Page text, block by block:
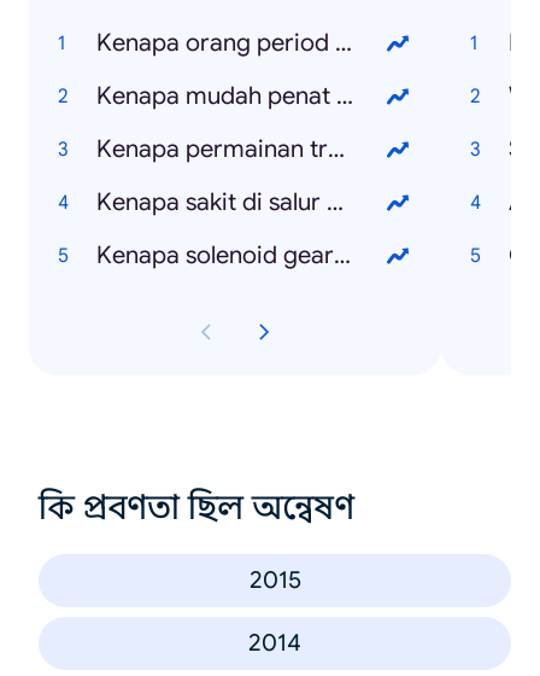
Kenapa orang period suka marah
Kenapa mudah penat dan mengantuk
Kenapa permainan tradisional kurang diminati generasi kini
Kenapa sakit di salur peranakan semasa mengandung
Kenapa solenoid gear kereta Vios berbunyi
কি প্রবণতা ছিল অন্বেষণ
2015
2014